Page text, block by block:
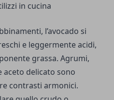
in cucina
l’avocado si
e leggermente acidi,
grassa. Agrumi,
aceto delicato sono
contrasti armonici.